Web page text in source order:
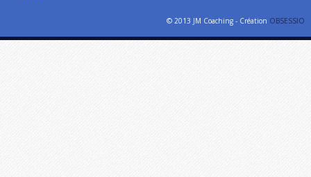
© 2013 JM Coaching - Création OBSESSIO